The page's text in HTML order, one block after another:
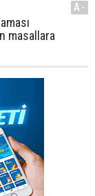
masallara
A-